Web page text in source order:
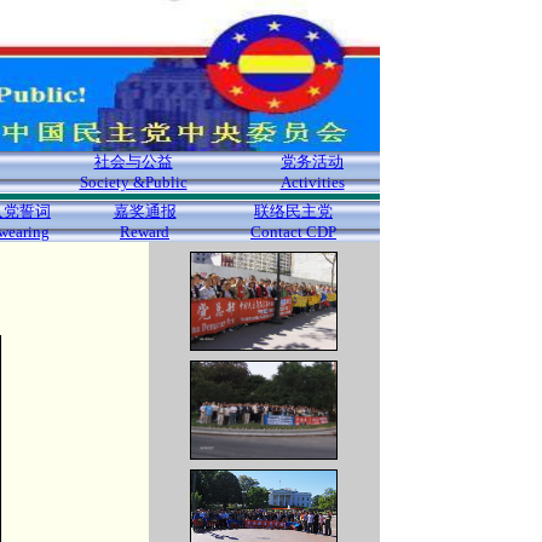
社会与公益
Society &Public
党务活动
Activities
党誓词
嘉奖通报
Reward
联络民主党
Contact CDP